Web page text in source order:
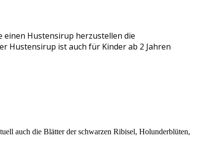
einen Hustensirup herzustellen die
Hustensirup ist auch für Kinder ab 2 Jahren
auch die Blätter der schwarzen Ribisel, Holunderblüten,